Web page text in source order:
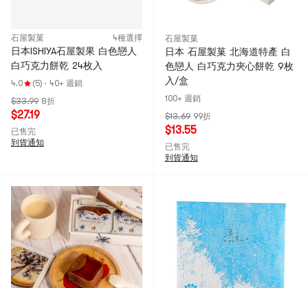
石屋製菓 4種選擇
日本ISHIYA石屋製果 白色戀人
白巧克力餅乾 24枚入
4.0 (5) · 40+ 週銷
$33.99 8折
$27.19
已售完
到貨通知
石屋製菓
日本 石屋製菓 北海道特產 白
色戀人 白巧克力夾心餅乾 9枚
入/盒
100+ 週銷
$13.69 99折
$13.55
已售完
到貨通知